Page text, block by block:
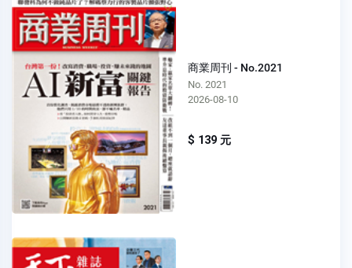
商業周刊 - No.2021
No. 2021
2026-08-10
$ 139 元